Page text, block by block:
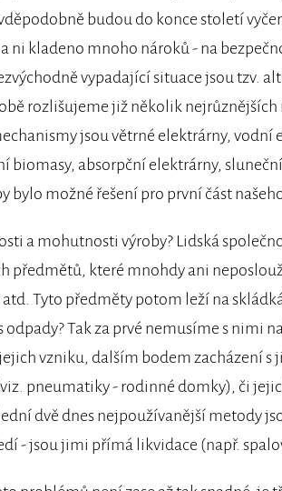
budou do konce století
ni kladeno mnoho nároků - na
vypadající situace jsou tzv.
rozlišujeme již několik
jsou větrné elektrárny, vodní
biomasy, absorpční elektrárny,
bylo možné řešení pro první část
a mohutnosti výroby? Lidská
předmětů, které mnohdy ani
Tyto předměty potom leží na
odpady? Tak za prvé nemusíme s nimi
vzniku, dalším bodem zacházení
pneumatiky - rodinné domky), či
dvě dnes nejpoužívanější metody
- jsou jimi přímá likvidace (např.